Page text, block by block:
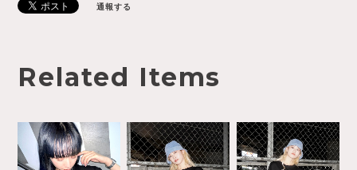
通報する
Related Items